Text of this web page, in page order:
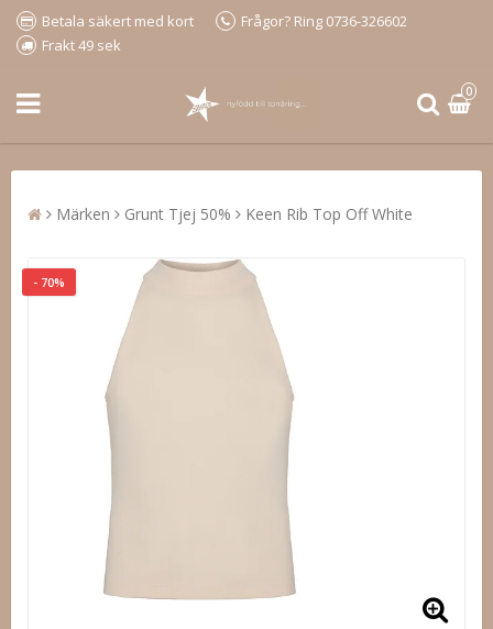
Betala säkert med kort
Frågor? Ring 0736-326602
Frakt 49 sek
0
Märken Grunt Tjej 50% Keen Rib Top Off White
- 70%